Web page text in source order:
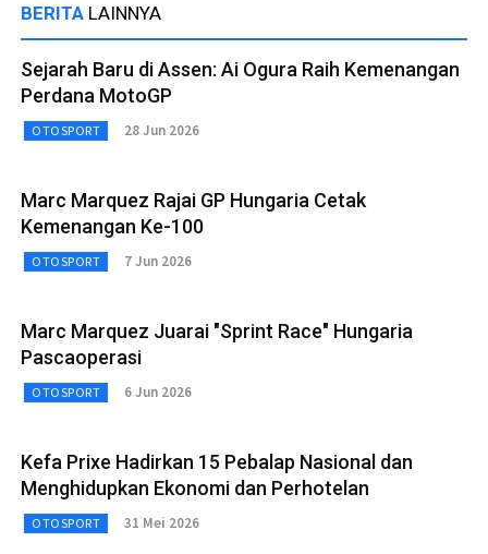
BERITA LAINNYA
Sejarah Baru di Assen: Ai Ogura Raih Kemenangan
Perdana MotoGP
OTOSPORT 28 Jun 2026
Marc Marquez Rajai GP Hungaria Cetak
Kemenangan Ke-100
OTOSPORT 7 Jun 2026
Marc Marquez Juarai "Sprint Race" Hungaria
Pascaoperasi
OTOSPORT 6 Jun 2026
Kefa Prixe Hadirkan 15 Pebalap Nasional dan
Menghidupkan Ekonomi dan Perhotelan
OTOSPORT 31 Mei 2026